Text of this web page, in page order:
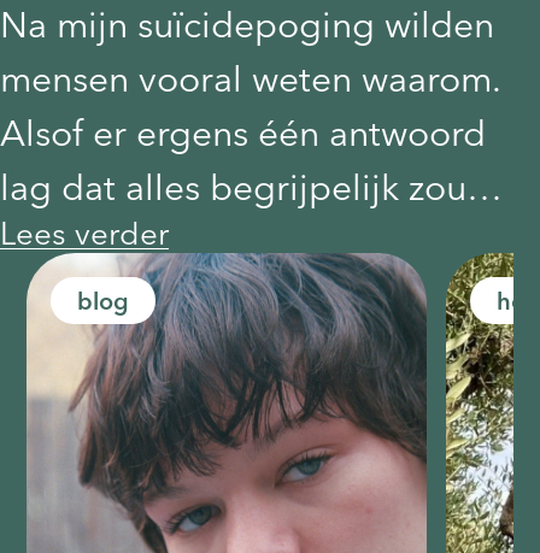
Na mijn suïcidepoging wilden
mensen vooral weten waarom.
Alsof er ergens één antwoord
lag dat alles begrijpelijk zou
maken. Een gebeurtenis, een
ruzie, een moment waarop het
misging. Maar zo voelde
Lees verder
blog